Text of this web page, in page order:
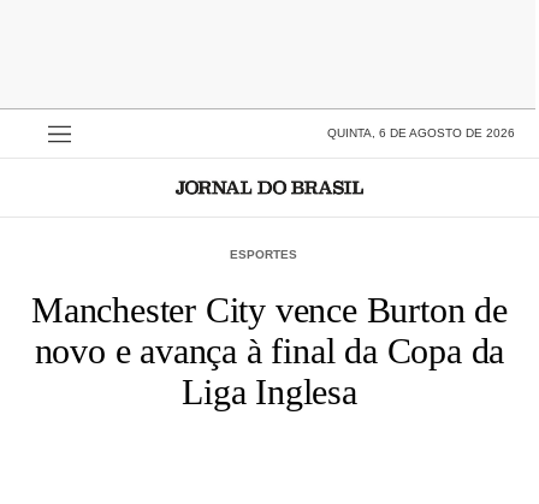
QUINTA, 6 DE AGOSTO DE 2026
ESPORTES
Manchester City vence Burton de
novo e avança à final da Copa da
Liga Inglesa